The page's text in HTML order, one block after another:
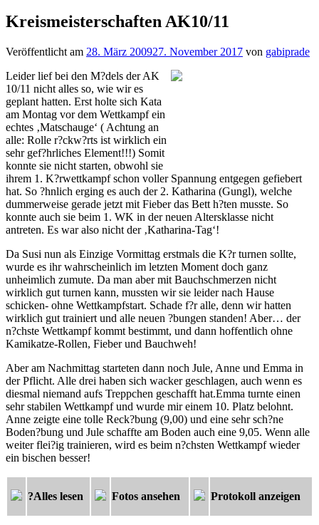
Kreismeisterschaften AK10/11
Veröffentlicht am 28. März 200927. November 2017 von gabiprade
Leider lief bei den M?dels der AK
10/11 nicht alles so, wie wir es
geplant hatten. Erst holte sich Kata
am Montag vor dem Wettkampf ein
echtes ‚Matschauge‘ ( Achtung an
alle: Rolle r?ckw?rts ist wirklich ein
sehr gef?hrliches Element!!!) Somit
konnte sie nicht starten, obwohl sie
ihrem 1. K?rwettkampf schon voller Spannung entgegen gefiebert
hat. So ?hnlich erging es auch der 2. Katharina (Gungl), welche
dummerweise gerade jetzt mit Fieber das Bett h?ten musste. So
konnte auch sie beim 1. WK in der neuen Altersklasse nicht
antreten. Es war also nicht der ‚Katharina-Tag‘!
Da Susi nun als Einzige Vormittag erstmals die K?r turnen sollte,
wurde es ihr wahrscheinlich im letzten Moment doch ganz
unheimlich zumute. Da man aber mit Bauchschmerzen nicht
wirklich gut turnen kann, mussten wir sie leider nach Hause
schicken- ohne Wettkampfstart. Schade f?r alle, denn wir hatten
wirklich gut trainiert und alle neuen ?bungen standen! Aber… der
n?chste Wettkampf kommt bestimmt, und dann hoffentlich ohne
Kamikatze-Rollen, Fieber und Bauchweh!
Aber am Nachmittag starteten dann noch Jule, Anne und Emma in
der Pflicht. Alle drei haben sich wacker geschlagen, auch wenn es
diesmal niemand aufs Treppchen geschafft hat.Emma turnte einen
sehr stabilen Wettkampf und wurde mir einem 10. Platz belohnt.
Anne zeigte eine tolle Reck?bung (9,00) und eine sehr sch?ne
Boden?bung und Jule schaffte am Boden auch eine 9,05. Wenn alle
weiter flei?ig trainieren, wird es beim n?chsten Wettkampf wieder
ein bischen besser!
?Alles lesen Fotos ansehen Protokoll anzeigen